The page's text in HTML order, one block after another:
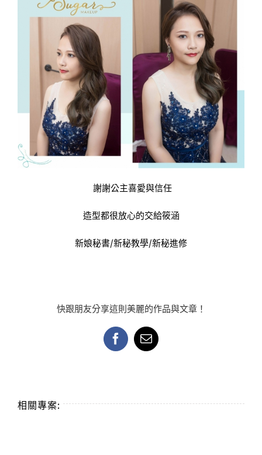
謝謝公主喜愛與信任
造型都很放心的交給筱涵
新娘秘書/新秘教學/新秘進修
快跟朋友分享這則美麗的作品與文章！
FacebookEmail:
相關專案: